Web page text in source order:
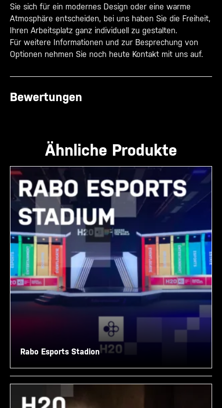
Sie sich für ein modernes Design oder eine warme
Atmosphäre entscheiden, bei uns haben Sie die Freiheit,
Ihren Arbeitsplatz ganz individuell zu gestalten.
Für weitere Informationen und zur Besprechung von
Optionen nehmen Sie noch heute Kontakt mit uns auf.
Bewertungen
Ähnliche Produkte
Rabo Esports Stadion